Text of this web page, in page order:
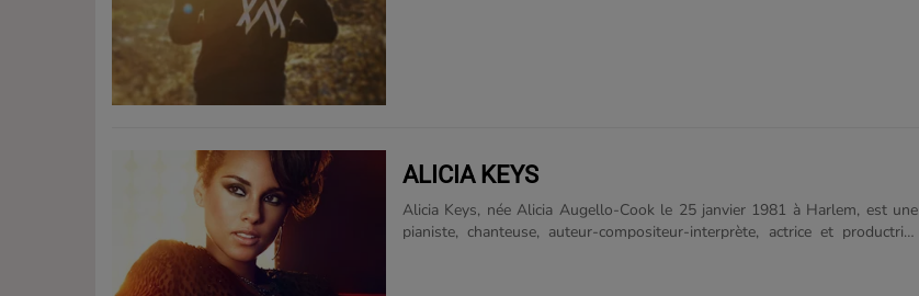
ALICIA KEYS
Alicia Keys, née Alicia Augello-Cook le 25 janvier 1981 à Harlem, est une
pianiste, chanteuse, auteur-compositeur-interprète, actrice et productrice